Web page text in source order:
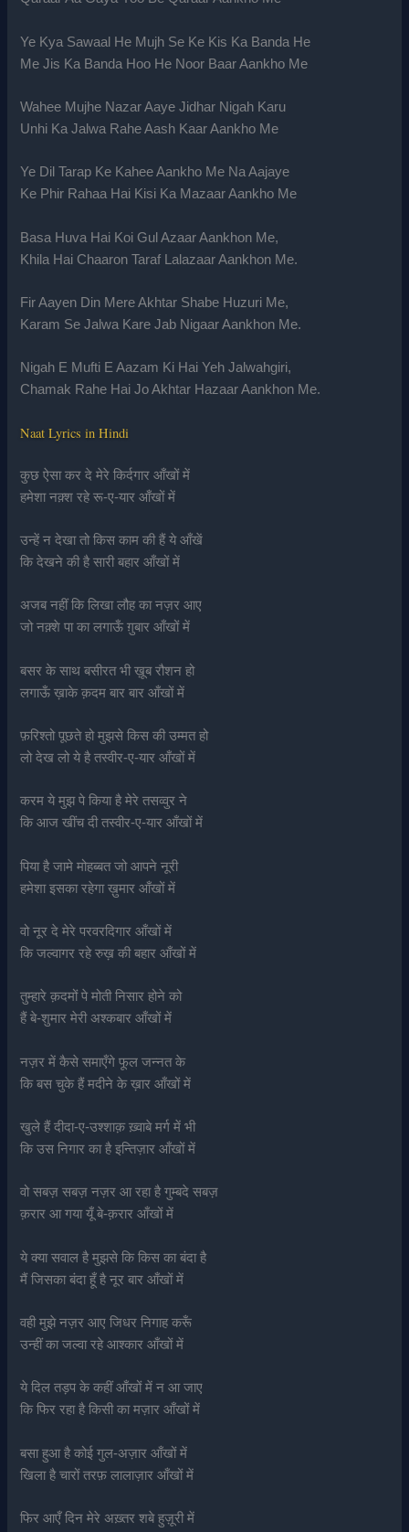
Ye Kya Sawaal He Mujh Se Ke Kis Ka Banda He
Me Jis Ka Banda Hoo He Noor Baar Aankho Me
Wahee Mujhe Nazar Aaye Jidhar Nigah Karu
Unhi Ka Jalwa Rahe Aash Kaar Aankho Me
Ye Dil Tarap Ke Kahee Aankho Me Na Aajaye
Ke Phir Rahaa Hai Kisi Ka Mazaar Aankho Me
Basa Huva Hai Koi Gul Azaar Aankhon Me,
Khila Hai Chaaron Taraf Lalazaar Aankhon Me.
Fir Aayen Din Mere Akhtar Shabe Huzuri Me,
Karam Se Jalwa Kare Jab Nigaar Aankhon Me.
Nigah E Mufti E Aazam Ki Hai Yeh Jalwahgiri,
Chamak Rahe Hai Jo Akhtar Hazaar Aankhon Me.
Naat Lyrics in Hindi
कुछ ऐसा कर दे मेरे किर्दगार आँखों में
हमेशा नक़्श रहे रू-ए-यार आँखों में
उन्हें न देखा तो किस काम की हैं ये आँखें
कि देखने की है सारी बहार आँखों में
अजब नहीं कि लिखा लौह का नज़र आए
जो नक़्शे पा का लगाऊँ ग़ुबार आँखों में
बसर के साथ बसीरत भी ख़ूब रौशन हो
लगाऊँ ख़ाके क़दम बार बार आँखों में
फ़रिश्तो पूछते हो मुझसे किस की उम्मत हो
लो देख लो ये है तस्वीर-ए-यार आँखों में
करम ये मुझ पे किया है मेरे तसव्वुर ने
कि आज खींच दी तस्वीर-ए-यार आँखों में
पिया है जामे मोहब्बत जो आपने नूरी
हमेशा इसका रहेगा ख़ुमार आँखों में
वो नूर दे मेरे परवरदिगार आँखों में
कि जल्वागर रहे रुख़ की बहार आँखों में
तुम्हारे क़दमों पे मोती निसार होने को
हैं बे-शुमार मेरी अश्कबार आँखों में
नज़र में कैसे समाएँगे फूल जन्नत के
कि बस चुके हैं मदीने के ख़ार आँखों में
खुले हैं दीदा-ए-उश्शाक़ ख़्वाबे मर्ग में भी
कि उस निगार का है इन्तिज़ार आँखों में
वो सबज़ सबज़ नज़र आ रहा है गुम्बदे सबज़
क़रार आ गया यूँ बे-क़रार आँखों में
ये क्या सवाल है मुझसे कि किस का बंदा है
मैं जिसका बंदा हूँ है नूर बार आँखों में
वही मुझे नज़र आए जिधर निगाह करूँ
उन्हीं का जल्वा रहे आश्कार आँखों में
ये दिल तड़प के कहीं आँखों में न आ जाए
कि फिर रहा है किसी का मज़ार आँखों में
बसा हुआ है कोई गुल-अज़ार आँखों में
खिला है चारों तरफ़ लालाज़ार आँखों में
फिर आएँ दिन मेरे अख़्तर शबे हुज़ूरी में